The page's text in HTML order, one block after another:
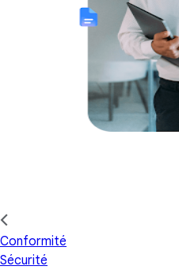
Conformité
Sécurité